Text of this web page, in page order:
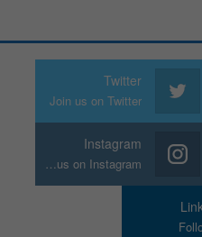
Twitter
Join us on Twitter
Instagram
Join us on Instagram